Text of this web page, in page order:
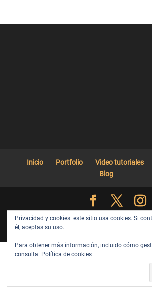
Inicio Portfolio Video tutoriales
Blog
Web diseñada y desarrollada por Eva
Privacidad y cookies: este sitio usa cookies. Si
él, aceptas su uso.
Para obtener más información, incluido cómo
consulta: Política de cookies